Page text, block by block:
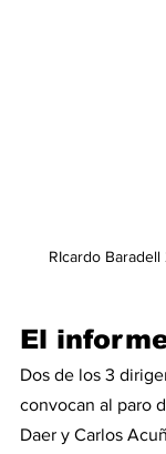
RIcardo
El
Dos de los 3
convocan al paro
Daer y Carlos